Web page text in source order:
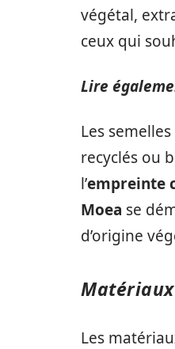
végétal,
ceux qui
Lire
Les
recyclés ou
l’empreinte
Moea se
d’origine
Les